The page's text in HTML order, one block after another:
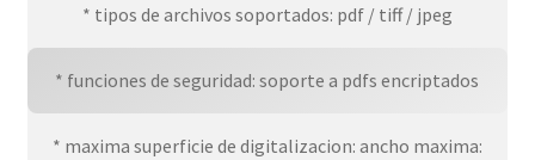
* tipos de archivos soportados: pdf / tiff / jpeg
* funciones de seguridad: soporte a pdfs encriptados
* maxima superficie de digitalizacion: ancho maxima: